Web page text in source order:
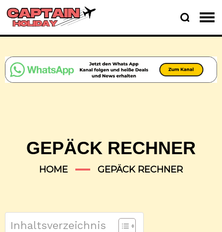
GEPÄCK RECHNER
HOME GEPÄCK RECHNER
Inhaltsverzeichnis